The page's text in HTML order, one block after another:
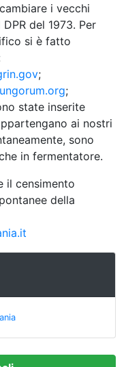
i vecchi
del 1973. Per
si è fatto
;
;
state inserite
ai nostri
sono
in fermentatore.
il censimento
della